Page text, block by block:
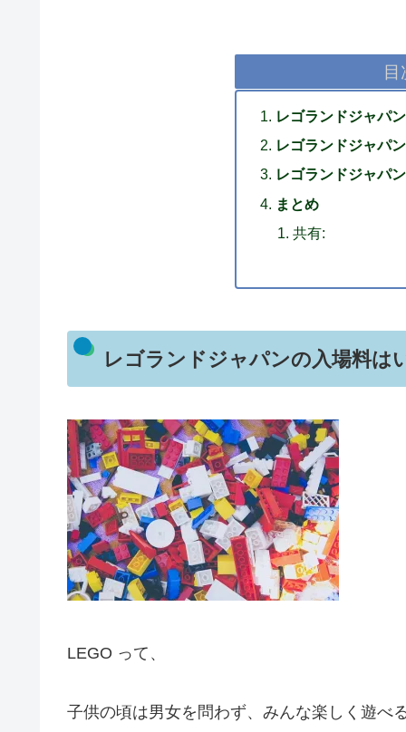
目
レゴランドジャパ
レゴランドジャパ
レゴランドジャパ
まとめ
共有:
レゴランドジャパンの入場料は
LEGO って、
子供の頃は男女を問わず、みんな楽しく遊べる